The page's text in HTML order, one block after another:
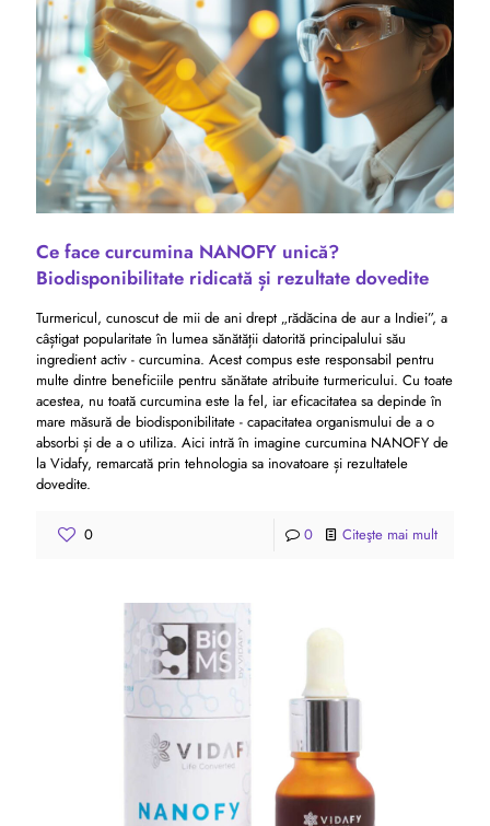
Ce face curcumina NANOFY unică?
Biodisponibilitate ridicată și rezultate dovedite
Turmericul, cunoscut de mii de ani drept „rădăcina de aur a Indiei”, a
câștigat popularitate în lumea sănătății datorită principalului său
ingredient activ - curcumina. Acest compus este responsabil pentru
multe dintre beneficiile pentru sănătate atribuite turmericului. Cu toate
acestea, nu toată curcumina este la fel, iar eficacitatea sa depinde în
mare măsură de biodisponibilitate - capacitatea organismului de a o
absorbi și de a o utiliza. Aici intră în imagine curcumina NANOFY de
la Vidafy, remarcată prin tehnologia sa inovatoare și rezultatele
dovedite.
0 0 Citeşte mai mult